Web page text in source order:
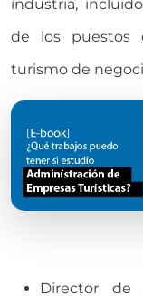
industria,
de los puestos
turismo de
Director de